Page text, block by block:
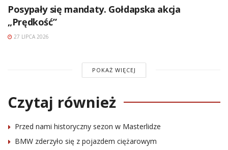
Posypały się mandaty. Gołdapska akcja
„Prędkość”
27 LIPCA 2026
POKAŻ WIĘCEJ
Czytaj również
Przed nami historyczny sezon w Masterlidze
BMW zderzyło się z pojazdem ciężarowym